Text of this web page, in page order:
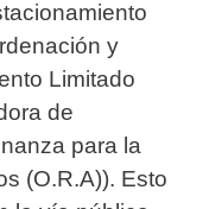
y
Limitado
de
para la
(O.R.A)). Esto